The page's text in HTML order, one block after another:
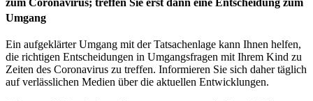
zum Coronavirus; treffen Sie erst dann eine Entscheidung zum
Umgang
Ein aufgeklärter Umgang mit der Tatsachenlage kann Ihnen helfen,
die richtigen Entscheidungen in Umgangsfragen mit Ihrem Kind zu
Zeiten des Coronavirus zu treffen. Informieren Sie sich daher täglich
auf verlässlichen Medien über die aktuellen Entwicklungen.